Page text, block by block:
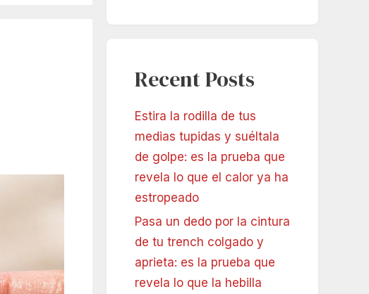
Recent Posts
Estira la rodilla de tus
medias tupidas y suéltala
de golpe: es la prueba que
revela lo que el calor ya ha
estropeado
Pasa un dedo por la cintura
de tu trench colgado y
aprieta: es la prueba que
revela lo que la hebilla